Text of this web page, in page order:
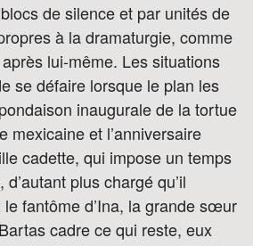
de silence et par unités de
à la dramaturgie, comme
lui-même. Les situations
se défaire lorsque le plan les
inaugurale de la tortue
mexicaine et l’anniversaire
cadette, qui impose un temps
plus chargé qu’il
fantôme d’Ina, la grande sœur
cadre ce qui reste, eux